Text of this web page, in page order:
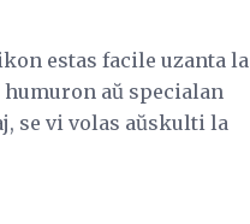
estas facile uzanta la
humuron aŭ specialan
se vi volas aŭskulti la